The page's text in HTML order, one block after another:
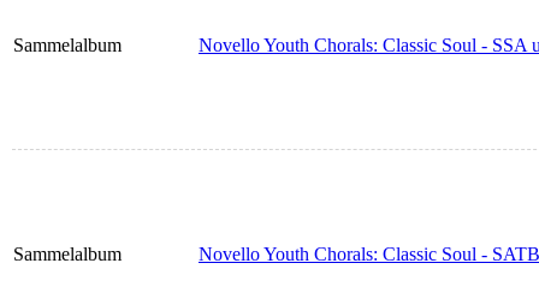
Sammelalbum Novello Youth Chorals: Classic Soul - SSA
Sammelalbum Novello Youth Chorals: Classic Soul -